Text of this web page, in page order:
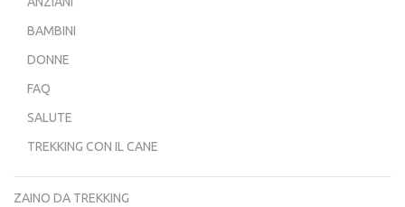
BAMBINI
DONNE
FAQ
SALUTE
TREKKING CON IL CANE
ZAINO DA TREKKING